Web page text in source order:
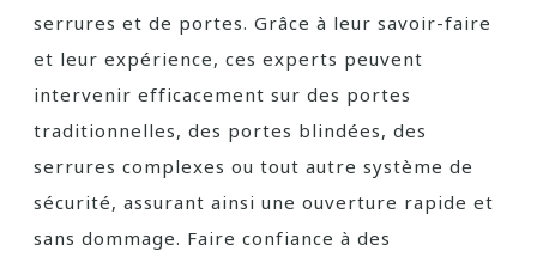
serrures et de portes. Grâce à leur savoir-faire
et leur expérience, ces experts peuvent
intervenir efficacement sur des portes
traditionnelles, des portes blindées, des
serrures complexes ou tout autre système de
sécurité, assurant ainsi une ouverture rapide et
sans dommage. Faire confiance à des